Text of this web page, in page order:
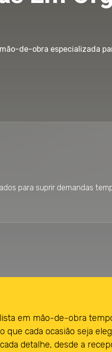
de-obra especializada
para suprir demandas
em mão-de-obra
que cada ocasião seja
detalhe, desde a